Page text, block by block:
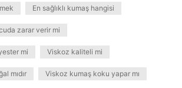
En sağlıklı kumaş hangisi
zarar verir mi
mi Viskoz kaliteli mi
mıdır Viskoz kumaş koku yapar mı